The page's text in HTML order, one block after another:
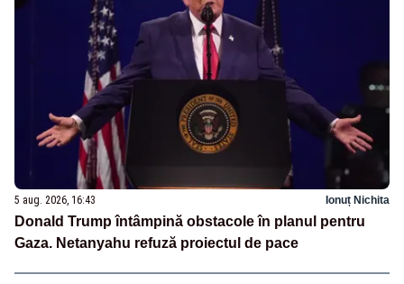
5 aug. 2026, 16:43 Ionuț Nichita
Donald Trump întâmpină obstacole în planul pentru
Gaza. Netanyahu refuză proiectul de pace